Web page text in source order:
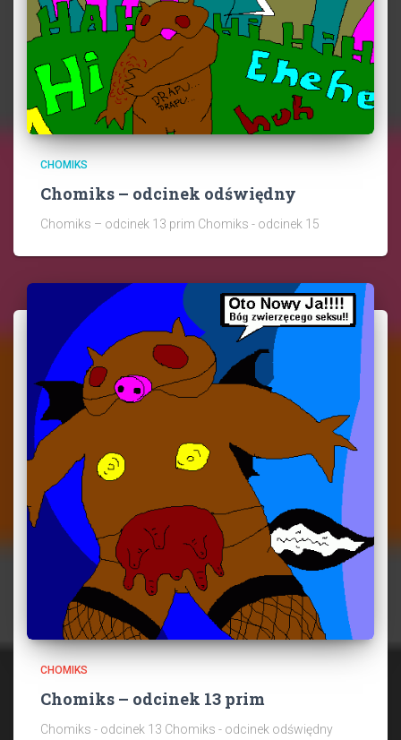
CHOMIKS
Chomiks – odcinek odświędny
Chomiks – odcinek 13 prim Chomiks - odcinek 15
CHOMIKS
Chomiks – odcinek 13 prim
Chomiks - odcinek 13 Chomiks - odcinek odświędny